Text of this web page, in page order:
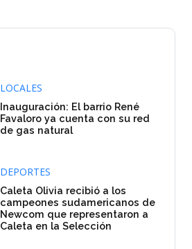
LOCALES
Inauguración: El barrio René
Favaloro ya cuenta con su red
de gas natural
DEPORTES
Caleta Olivia recibió a los
campeones sudamericanos de
Newcom que representaron a
Caleta en la Selección